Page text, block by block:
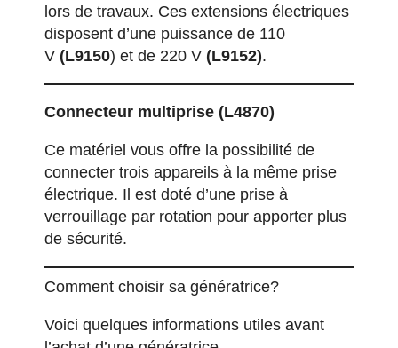
lors de travaux. Ces extensions électriques
disposent d’une puissance de 110
V (L9150) et de 220 V (L9152).
Connecteur multiprise (L4870)
Ce matériel vous offre la possibilité de
connecter trois appareils à la même prise
électrique. Il est doté d’une prise à
verrouillage par rotation pour apporter plus
de sécurité.
Comment choisir sa génératrice?
Voici quelques informations utiles avant